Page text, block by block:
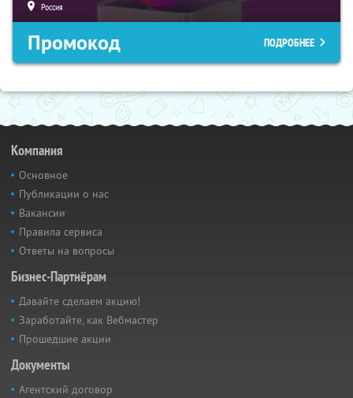
Россия
Промокод ПОДРОБНЕЕ
Компания
Основное
Публикации о нас
Вакансии
Правила сервиса
Ответы на вопросы
Бизнес-Партнёрам
Давайте сделаем акцию!
Заработайте, как Вебмастер
Прошедшие акции
Документы
Агентский договор